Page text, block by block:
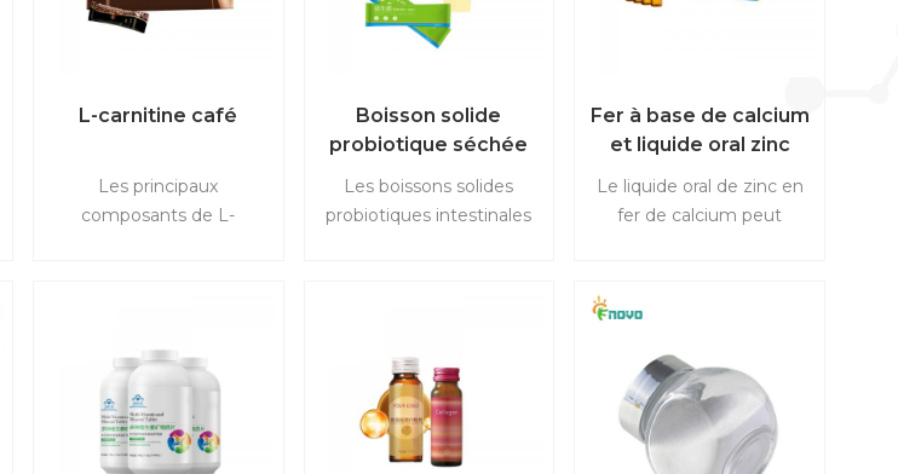
L-carnitine café
Les principaux
composants de L-
corporelle est obtenu
grâce à l'action de les
deux.
Boisson solide
probiotique séchée
gelée
Les boissons solides
probiotiques intestinales
aliments naturels,
nutrition, médecine,
régime alimentaire. ODM
et OEM disponible
Fer à base de calcium
et liquide oral zinc
Le liquide oral de zinc en
fer de calcium peut
du système nerveux, des
d'améliorer anémie.